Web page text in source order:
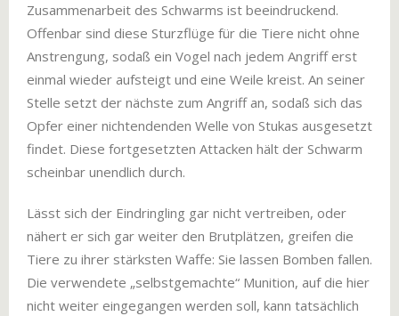
Zusammenarbeit des Schwarms ist beeindruckend.
Offenbar sind diese Sturzflüge für die Tiere nicht ohne
Anstrengung, sodaß ein Vogel nach jedem Angriff erst
einmal wieder aufsteigt und eine Weile kreist. An seiner
Stelle setzt der nächste zum Angriff an, sodaß sich das
Opfer einer nichtendenden Welle von Stukas ausgesetzt
findet. Diese fortgesetzten Attacken hält der Schwarm
scheinbar unendlich durch.
Lässt sich der Eindringling gar nicht vertreiben, oder
nähert er sich gar weiter den Brutplätzen, greifen die
Tiere zu ihrer stärksten Waffe: Sie lassen Bomben fallen.
Die verwendete „selbstgemachte“ Munition, auf die hier
nicht weiter eingegangen werden soll, kann tatsächlich